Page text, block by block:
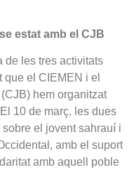
estat amb el CJB
de les tres activitats
el CIEMEN i el
hem organitzat
10 de març, les dues
sobre el jovent sahrauí i
amb el suport
amb aquell poble